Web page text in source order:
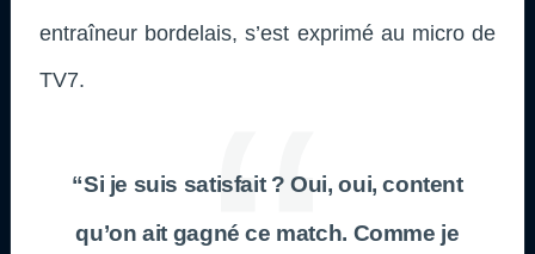
entraîneur bordelais, s’est exprimé au micro de
TV7.
“Si je suis satisfait ? Oui, oui, content
qu’on ait gagné ce match. Comme je